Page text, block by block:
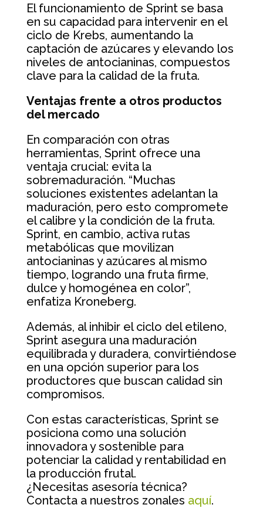
El funcionamiento de Sprint se basa
en su capacidad para intervenir en el
ciclo de Krebs, aumentando la
captación de azúcares y elevando los
niveles de antocianinas, compuestos
clave para la calidad de la fruta.
Ventajas frente a otros productos
del mercado
En comparación con otras
herramientas, Sprint ofrece una
ventaja crucial: evita la
sobremaduración. “Muchas
soluciones existentes adelantan la
maduración, pero esto compromete
el calibre y la condición de la fruta.
Sprint, en cambio, activa rutas
metabólicas que movilizan
antocianinas y azúcares al mismo
tiempo, logrando una fruta firme,
dulce y homogénea en color”,
enfatiza Kroneberg.
Además, al inhibir el ciclo del etileno,
Sprint asegura una maduración
equilibrada y duradera, convirtiéndose
en una opción superior para los
productores que buscan calidad sin
compromisos.
Con estas características, Sprint se
posiciona como una solución
innovadora y sostenible para
potenciar la calidad y rentabilidad en
la producción frutal.
¿Necesitas asesoría técnica?
Contacta a nuestros zonales aquí.